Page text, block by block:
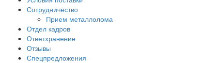
Сотрудничество
Прием металлолома
Отдел кадров
Ответхранение
Отзывы
Спецпредложения